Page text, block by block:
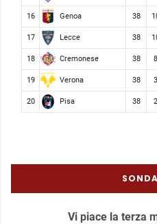
16 Genoa 38
17 Lecce 38
18 Cremonese 38 8
19 Verona 38 3
20 Pisa 38 2
Vi piace la terza